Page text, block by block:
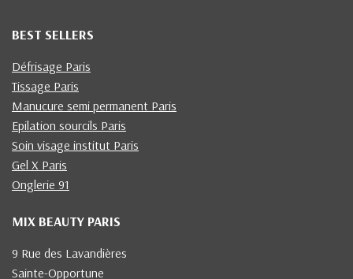
BEST SELLERS
Défrisage Paris
Tissage Paris
Manucure semi permanent Paris
Epilation sourcils Paris
Soin visage institut Paris
Gel X Paris
Onglerie 91
MIX BEAUTY PARIS
9 Rue des Lavandières
Sainte-Opportune